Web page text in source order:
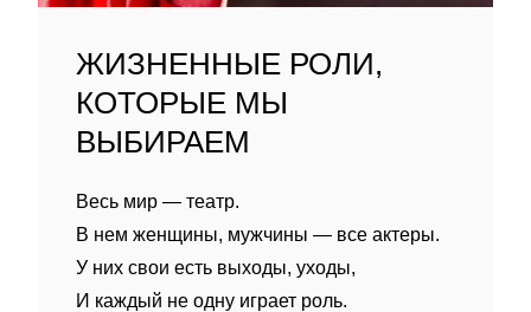
ЖИЗНЕННЫЕ РОЛИ,
КОТОРЫЕ МЫ
ВЫБИРАЕМ
Весь мир — театр.
В нем женщины, мужчины — все актеры.
У них свои есть выходы, уходы,
И каждый не одну играет роль.